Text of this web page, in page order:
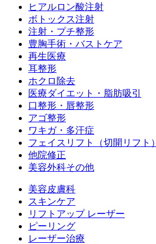
ヒアルロン酸注射
ボトックス注射
注射・プチ整形
豊胸手術・バストケア
再生医療
耳整形
ホクロ除去
医療ダイエット・脂肪吸引
口整形・唇整形
アゴ整形
ワキガ・多汗症
フェイスリフト（切開リフト）
他院修正
美容外科その他
美容皮膚科
スキンケア
リフトアップ レーザー
ピーリング
レーザー治療